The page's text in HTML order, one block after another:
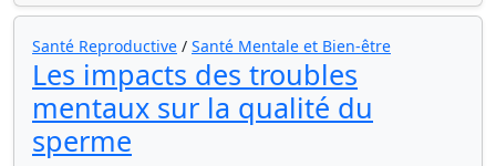
Santé Reproductive / Santé Mentale et Bien-être
Les impacts des troubles
mentaux sur la qualité du
sperme